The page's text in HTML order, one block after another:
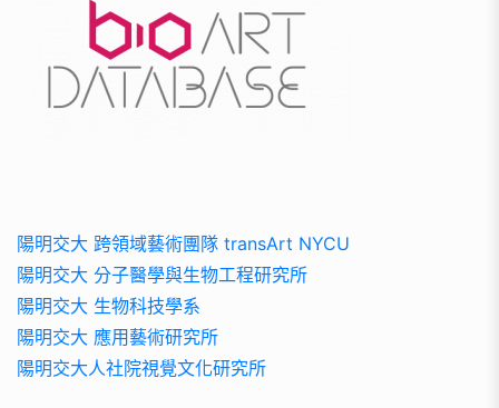
陽明交大 跨領域藝術團隊 transArt NYCU
陽明交大 分子醫學與生物工程研究所
陽明交大 生物科技學系
陽明交大 應用藝術研究所
陽明交大人社院視覺文化研究所